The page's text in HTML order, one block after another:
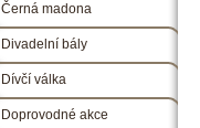
Černá madona
Divadelní bály
Dívčí válka
Doprovodné akce